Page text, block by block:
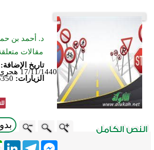
د. أحمد بن
مقالات
تاريخ الإضافة:
17/11/1440 هجري
الزيارات:
Telegram
Messenger